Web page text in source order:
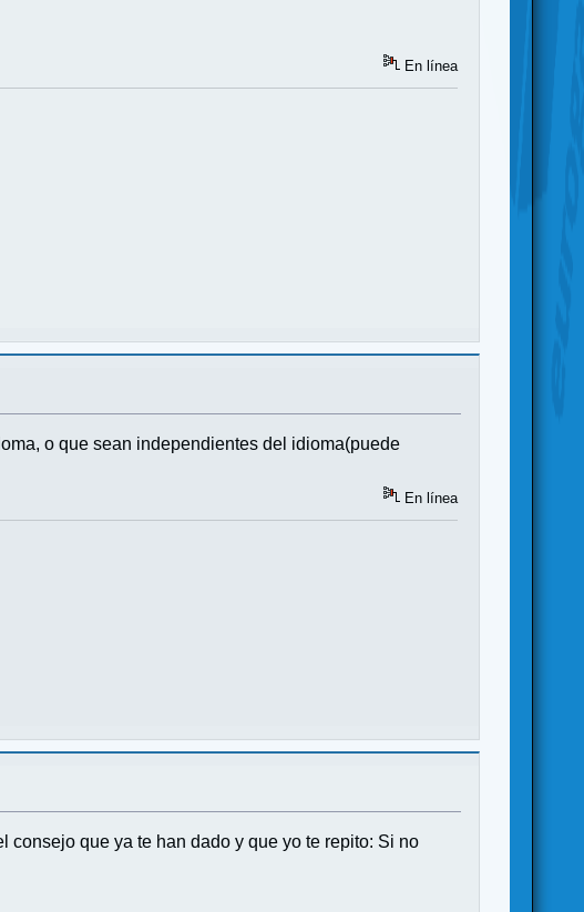
En línea
o que sean independientes del idioma(puede
En línea
consejo que ya te han dado y que yo te repito: Si no